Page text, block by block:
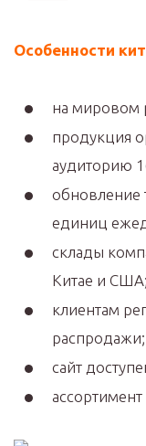
Особенности
на мировом
продукция
аудиторию
обновление
единиц
склады
Китае и США;
клиентам
распродажи;
сайт